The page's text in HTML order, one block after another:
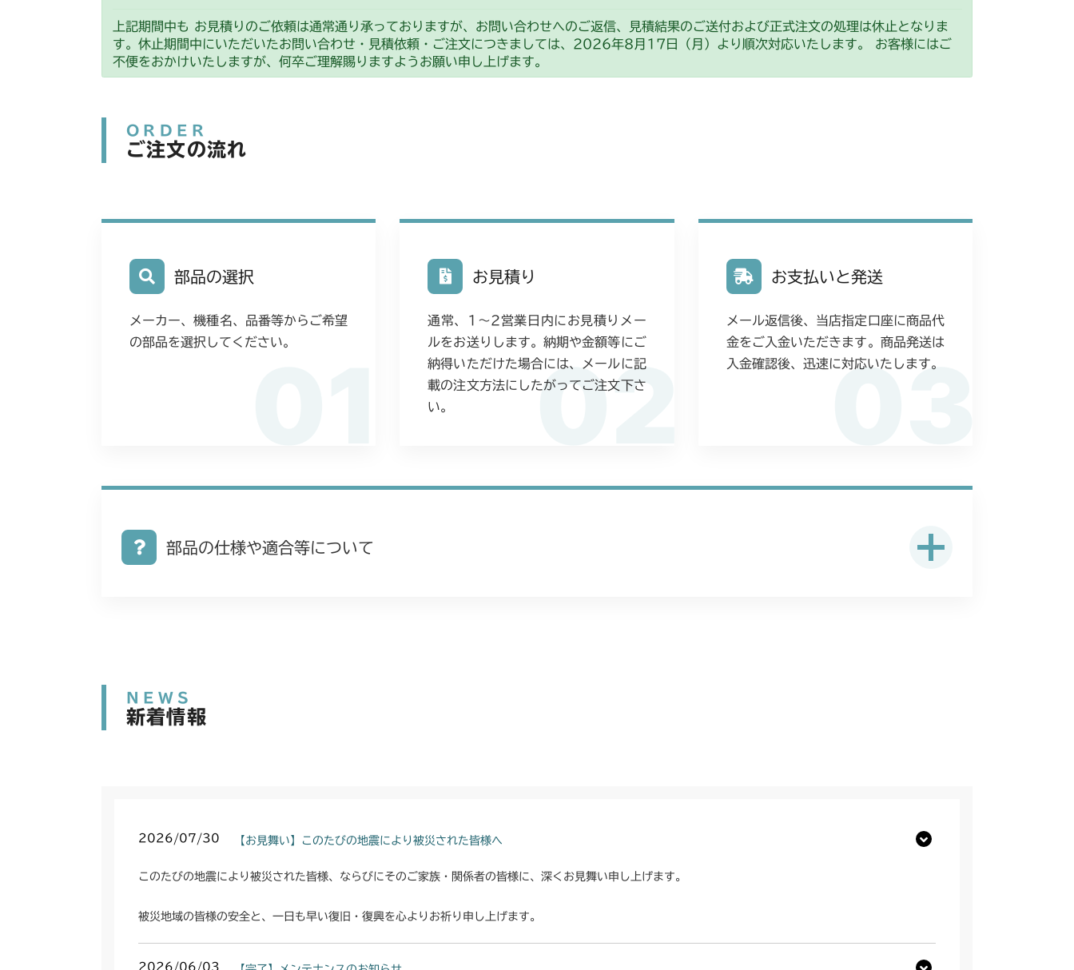
上記期間中も お見積りのご依頼は通常通り承っておりますが、お問い合わせへのご返信、見積結果のご送付および正式注文の処理は休止となりま
す。休止期間中にいただいたお問い合わせ・見積依頼・ご注文につきましては、2026年8月17日（月）より順次対応いたします。 お客様にはご
不便をおかけいたしますが、何卒ご理解賜りますようお願い申し上げます。
ORDER
ご注文の流れ
部品の選択
メーカー、機種名、品番等からご希望
の部品を選択してください。
02
お見積り
通常、1〜2営業日内にお見積りメー
ルをお送りします。納期や金額等にご
納得いただけた場合には、メールに記
載の注文方法にしたがってご注文下さ
い。
03
お支払いと発送
メール返信後、当店指定口座に商品代
金をご入金いただきます。商品発送は
入金確認後、迅速に対応いたします。
部品の仕様や適合等について
NEWS
新着情報
2026/07/30 【お見舞い】このたびの地震により被災された皆様へ
このたびの地震により被災された皆様、ならびにそのご家族・関係者の皆様に、深くお見舞い申し上げます。
被災地域の皆様の安全と、一日も早い復旧・復興を心よりお祈り申し上げます。
2026/06/03